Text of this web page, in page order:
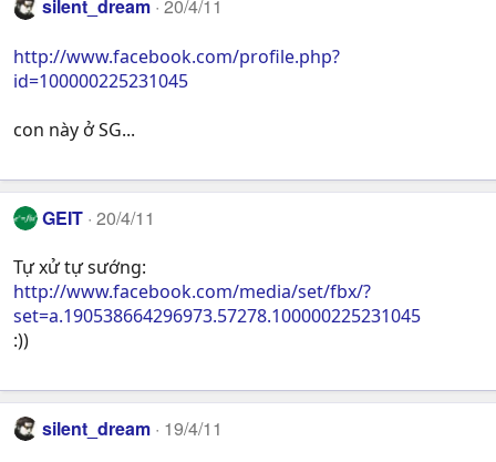
silent_dream 20/4/11
http://www.facebook.com/profile.php?
id=100000225231045
con này ở SG...
GEIT 20/4/11
Tự xử tự sướng:
http://www.facebook.com/media/set/fbx/?
set=a.190538664296973.57278.100000225231045
:))
silent_dream 19/4/11